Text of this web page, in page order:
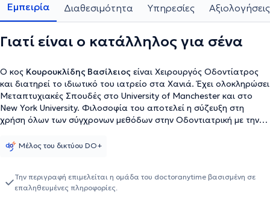
Εμπειρία Διαθεσιμότητα Υπηρεσίες Αξιολογήσεις
Γιατί είναι ο κατάλληλος για σένα
O κος Κουρουκλίδης Βασίλειος είναι Χειρουργός Οδοντίατρος
και διατηρεί το ιδιωτικό του ιατρείο στα Χανιά. Έχει ολοκληρώσει
Μεταπτυχιακές Σπουδές στο University of Manchester και στο
New York University. Φιλοσοφία του αποτελεί η σύζευξη στη
χρήση όλων των σύγχρονων μεθόδων στην Οδοντιατρική με την
σημειωθεί ότι ο ιατρός, εκτός του ιδιωτικού του ιατρείου, έχει
περιστατικών που άπτονται όλου του φάσματος της Ειδικότητάς
του ενώ εξειδικεύεται στην Αισθητική Οδοντιατρική, την
Μέλος του δικτύου DO+
Την περιγραφή επιμελείται η ομάδα του doctoranytime βασισμένη σε
επαληθευμένες πληροφορίες.